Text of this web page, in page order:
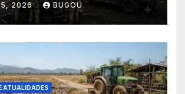
5, 2026 BUGOU
ATUALIDADES